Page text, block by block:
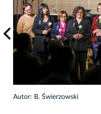
Autor: B. Świerzowski